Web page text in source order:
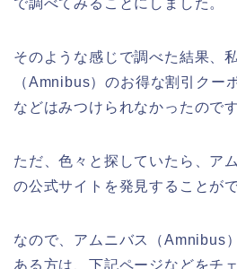
で調べてみることにしました。
そのような感じで調べた結果、
（Amnibus）のお得な割引クー
などはみつけられなかったので
ただ、色々と探していたら、ア
の公式サイトを発見することが
なので、アムニバス（Amnibus
ある方は、下記ページなどをチ